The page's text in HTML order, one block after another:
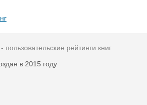
- пользовательские рейтинги книг
в 2015 году